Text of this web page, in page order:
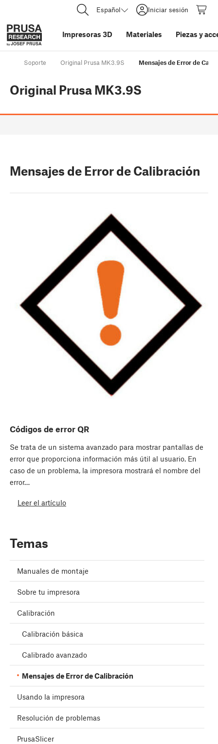
Español Iniciar sesión
Impresoras 3D Materiales Piezas y
Soporte Original Prusa MK3.9S Mensajes de Error de
Original Prusa MK3.9S
Mensajes de Error de Calibración
Códigos de error QR
Se trata de un sistema avanzado para mostrar pantallas de
error que proporciona información más útil al usuario. En
caso de un problema, la impresora mostrará el nombre del
error…
Leer el artículo
Temas
Manuales de montaje
Sobre tu impresora
Calibración
Calibración básica
Calibrado avanzado
Mensajes de Error de Calibración
Usando la impresora
Resolución de problemas
PrusaSlicer